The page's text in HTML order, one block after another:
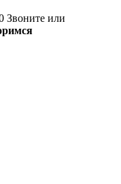
Звоните или